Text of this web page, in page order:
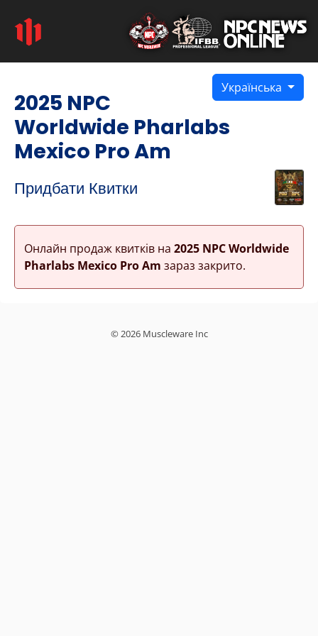
Українська
2025 NPC
Worldwide Pharlabs
Mexico Pro Am
Придбати Квитки
Онлайн продаж квитків на 2025 NPC Worldwide
Pharlabs Mexico Pro Am зараз закрито.
© 2026 Muscleware Inc